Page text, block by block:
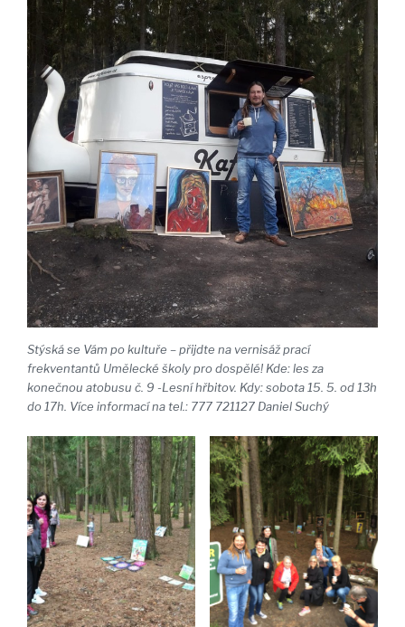
Stýská se Vám po kultuře – přijdte na vernisáž prací
frekventantů Umělecké školy pro dospělé! Kde: les za
konečnou atobusu č. 9 -Lesní hřbitov. Kdy: sobota 15. 5. od 13h
do 17h. Více informací na tel.: 777 721127 Daniel Suchý